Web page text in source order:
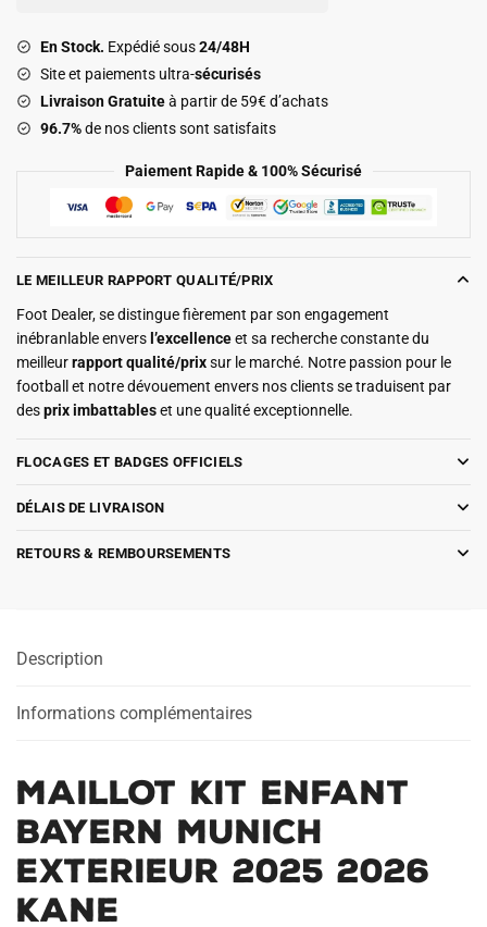
Munich
Exterieur
2025
2026
En Stock. Expédié sous24/48H
Site et paiements ultra-sécurisés
Livraison Gratuiteà partir de 59€ d’achats
96.7%de nos clients sont satisfaits
Paiement Rapide & 100% Sécurisé
LE MEILLEUR RAPPORT QUALITÉ/PRIX
Foot Dealer, se distingue fièrement par son engagement
inébranlable enversl’excellenceet sa recherche constante du
meilleurrapport qualité/prixsur le marché. Notre passion pour le
football et notre dévouement envers nos clients se traduisent par
desprix imbattableset une qualité exceptionnelle.
FLOCAGES ET BADGES OFFICIELS
DÉLAIS DE LIVRAISON
RETOURS & REMBOURSEMENTS
Description
Informations complémentaires
Maillot Kit Enfant
Bayern Munich
Exterieur 2025 2026
Kane